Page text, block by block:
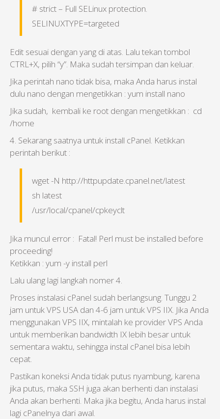
# strict – Full SELinux protection.
SELINUXTYPE=targeted
Edit sesuai dengan yang di atas. Lalu tekan tombol
CTRL+X, pilih “y”. Maka sudah tersimpan dan keluar.
Jika perintah nano tidak bisa, maka Anda harus instal
dulu nano dengan mengetikkan : yum install nano
Jika sudah, kembali ke root dengan mengetikkan : cd
/home
4. Sekarang saatnya untuk install cPanel. Ketikkan
perintah berikut :
wget -N http://httpupdate.cpanel.net/latest
sh latest
/usr/local/cpanel/cpkeyclt
Jika muncul error : Fatal! Perl must be installed before
proceeding!
Ketikkan : yum -y install perl
Lalu ulang lagi langkah nomer 4.
Proses instalasi cPanel sudah berlangsung. Tunggu 2
jam untuk VPS USA dan 4-6 jam untuk VPS IIX. Jika Anda
menggunakan VPS IIX, mintalah ke provider VPS Anda
untuk memberikan bandwidth IX lebih besar untuk
sementara waktu, sehingga instal cPanel bisa lebih
cepat.
Pastikan koneksi Anda tidak putus nyambung, karena
jika putus, maka SSH juga akan berhenti dan instalasi
Anda akan berhenti. Maka jika begitu, Anda harus instal
lagi cPanelnya dari awal.